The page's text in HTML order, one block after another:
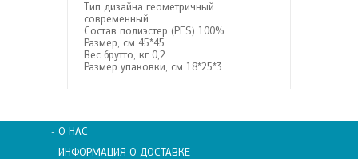
Тип дизайна геометричный
современный
Состав полиэстер (PES) 100%
Размер, см 45*45
Вес брутто, кг 0,2
Размер упаковки, см 18*25*3
- О НАС
- ИНФОРМАЦИЯ О ДОСТАВКЕ